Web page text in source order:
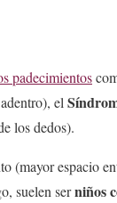
padecimientos
el
los dedos).
(mayor espacio
suelen serniños